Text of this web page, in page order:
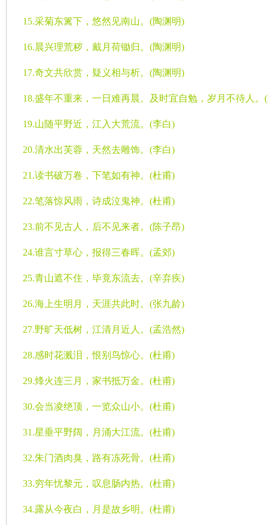
15.采菊东篱下，悠然见南山。 (陶渊明)
16.晨兴理荒秽，戴月荷锄归。 (陶渊明)
17.奇文共欣赏，疑义相与析。 (陶渊明)
18.盛年不重来，一日难再晨。及时宜自勉，岁月不待人。 (
19.山随平野近，江入大荒流。 (李白)
20.清水出芙蓉，天然去雕饰。 (李白)
21.读书破万卷，下笔如有神。 (杜甫)
22.笔落惊风雨，诗成泣鬼神。 (杜甫)
23.前不见古人，后不见来者。 (陈子昂)
24.谁言寸草心，报得三春晖。 (孟郊)
25.青山遮不住，毕竟东流去。 (辛弃疾)
26.海上生明月，天涯共此时。 (张九龄)
27.野旷天低树，江清月近人。 (孟浩然)
28.感时花溅泪，恨别鸟惊心。 (杜甫)
29.烽火连三月，家书抵万金。 (杜甫)
30.会当凌绝顶，一览众山小。 (杜甫)
31.星垂平野阔，月涌大江流。 (杜甫)
32.朱门酒肉臭，路有冻死骨。 (杜甫)
33.穷年忧黎元，叹息肠内热。 (杜甫)
34.露从今夜白，月是故乡明。 (杜甫)